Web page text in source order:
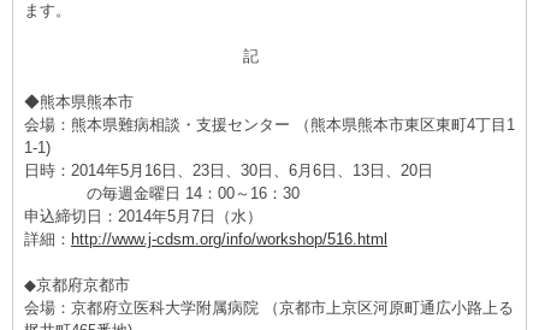
ます。
記
◆熊本県熊本市
会場：熊本県難病相談・支援センター （熊本県熊本市東区東町4丁目1
1-1)
日時：2014年5月16日、23日、30日、6月6日、13日、20日
の毎週金曜日 14：00～16：30
申込締切日：2014年5月7日（水）
詳細： http://www.j-cdsm.org/info/workshop/516.html
◆京都府京都市
会場：京都府立医科大学附属病院 （京都市上京区河原町通広小路上る